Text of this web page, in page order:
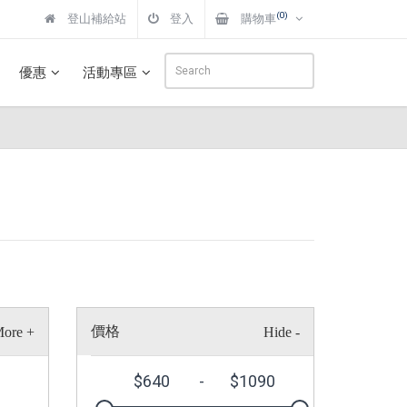
登山補給站 登入 購物車(0)
優惠 活動專區
價格
$640 - $1090